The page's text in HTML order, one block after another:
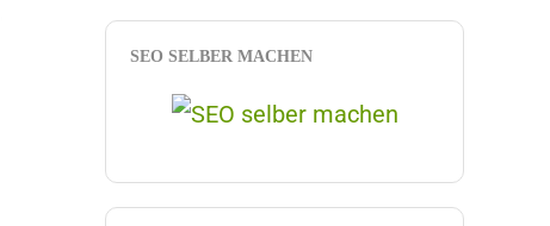
SEO SELBER MACHEN